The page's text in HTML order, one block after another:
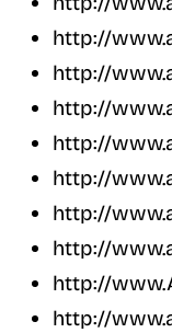
http://
http://
http://
http://
http://
http://
http://
http://
http://